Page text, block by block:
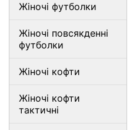
Жіночі футболки
Жіночі повсякденні
футболки
Жіночі кофти
Жіночі кофти
тактичні